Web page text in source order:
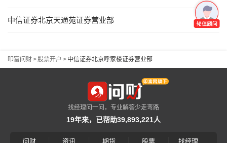
中信证券北京天通苑证券营业部
叩富问财> 股票开户 > 中信证券北京呼家楼证券营业部
找经理问一问，专业解答少走弯路
19年来，已帮助39,893,221人
问财 资讯 期货 股票 找经理